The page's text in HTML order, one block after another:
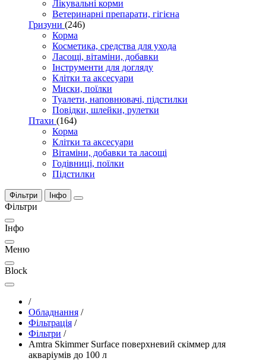
Лікувальні корми
Ветеринарні препарати, гігієна
Гризуни (246)
Корма
Косметика, средства для ухода
Ласощі, вітаміни, добавки
Інструменти для догляду
Клітки та аксесуари
Миски, поїлки
Туалети, наповнювачі, підстилки
Повідки, шлейки, рулетки
Птахи (164)
Корма
Клітки та аксесуари
Вітаміни, добавки та ласощі
Годівниці, поїлки
Підстилки
Фільтри Інфо
Фільтри
Інфо
Меню
Block
/
Обладнання /
Фільтрація /
Фільтри /
Amtra Skimmer Surface поверхневий скіммер для
акваріумів до 100 л